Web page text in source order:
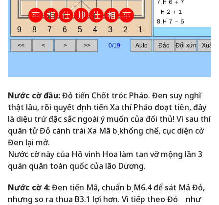
Nước cờ đầu:Đỏ tiến Chốt tróc Pháo. Đen suy nghĩ
thật lâu, rồi quyết định tiến Xa thí Pháo đoạt tiên, đây
là diệu trứ đặc sắc ngoài ý muốn của đối thủ! Vì sau thí
quân tử Đỏ cánh trái Xa Mã bị khống chế, cục diện cờ
Đen lại mở.
Nước cờ này của Hồ vinh Hoa làm tan vỡ mộng lần 3
quán quân toàn quốc của lão Dương.
Nước cờ 4:Đen tiến Mã, chuẩn bị M6.4 để sát Mả Đỏ,
nhưng so ra thua B3.1 lợi hơn. Vì tiếp theo Đỏ như